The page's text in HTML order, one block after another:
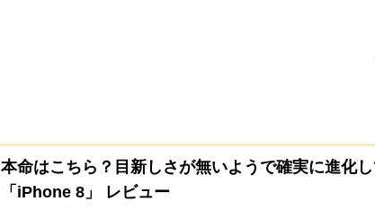
本命はこちら？目新しさが無いようで確実に進化
「iPhone 8」 レビュー